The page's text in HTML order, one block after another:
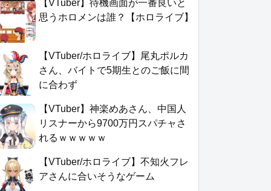
【VTuber】待機画面が一番良いと
思うホロメンは誰？【ホロライブ】
【VTuber/ホロライブ】尾丸ポルカ
さん、バイトで5期生とのご飯に間
に合わず
【VTuber】神楽めあさん、中国人
リスナーから9700万円スパチャさ
れるｗｗｗｗｗ
【VTuber/ホロライブ】不知火フレ
アさんに合いそうなゲーム